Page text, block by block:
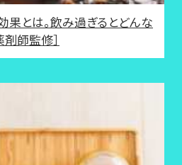
果とは。飲み過ぎるとどんな
剤師監修］